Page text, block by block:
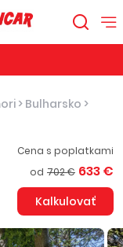
> Bulharsko >
Cena s poplatkami
od 702 € 633 €
Kalkulovať